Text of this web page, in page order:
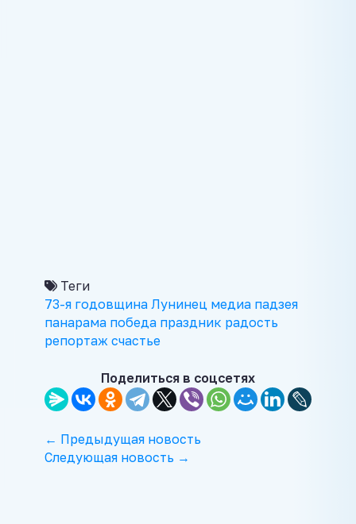
Теги
73-я годовщина Лунинец медиа падзея
панарама победа праздник радость
репортаж счастье
Поделиться в соцсетях
← Предыдущая новость
Следующая новость →